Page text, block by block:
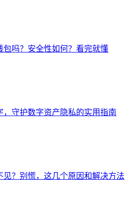
包吗？安全性如何？看完就懂
，守护数字资产隐私的实用指南
见？别慌，这几个原因和解决方法